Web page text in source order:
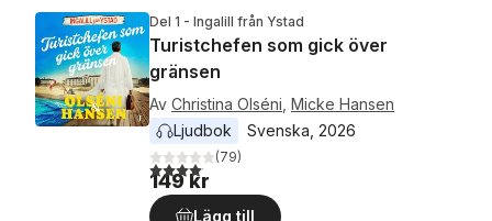
Del 1 - Ingalill från Ystad
Turistchefen som gick över
gränsen
Av Christina Olséni Micke Hansen
Ljudbok
Svenska 2026
4,1utav 5 stjärnor. Totalt antal röster:
(79)
149 kr
Lägg till